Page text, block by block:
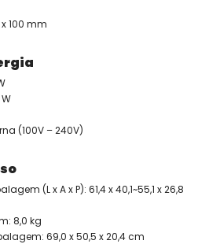
100 mm
(100V – 240V)
(L x A x P): 61,4 x 40,1~55,1 x 26,8
8,0 kg
69,0 x 50,5 x 20,4 cm